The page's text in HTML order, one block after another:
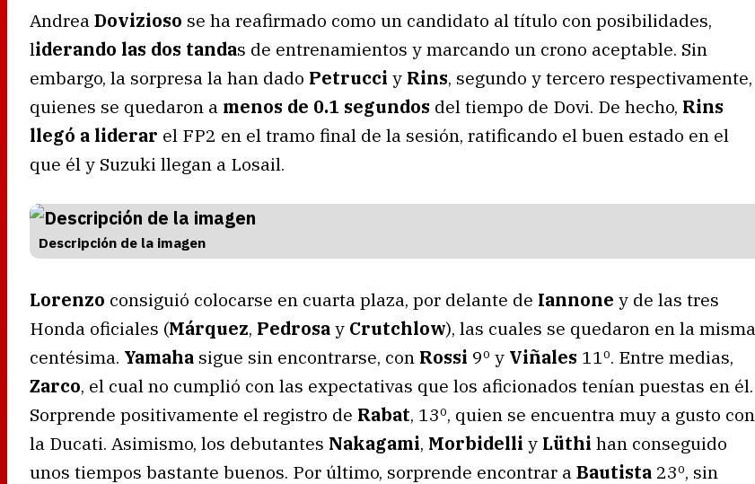
Andrea Dovizioso se ha reafirmado como un candidato al título con posibilidades,
liderando las dos tandas de entrenamientos y marcando un crono aceptable. Sin
embargo, la sorpresa la han dado Petrucci y Rins, segundo y tercero respectivamente,
quienes se quedaron a menos de 0.1 segundos del tiempo de Dovi. De hecho, Rins
llegó a liderar el FP2 en el tramo final de la sesión, ratificando el buen estado en el
que él y Suzuki llegan a Losail.
Descripción de la imagen
Lorenzo consiguió colocarse en cuarta plaza, por delante de Iannone y de las tres
Honda oficiales (Márquez, Pedrosa y Crutchlow), las cuales se quedaron en la misma
centésima. Yamaha sigue sin encontrarse, con Rossi 9º y Viñales 11º. Entre medias,
Zarco, el cual no cumplió con las expectativas que los aficionados tenían puestas en él.
Sorprende positivamente el registro de Rabat, 13º, quien se encuentra muy a gusto con
la Ducati. Asimismo, los debutantes Nakagami, Morbidelli y Lüthi han conseguido
unos tiempos bastante buenos. Por último, sorprende encontrar a Bautista 23º, sin